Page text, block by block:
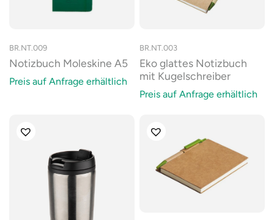
BR.NT.009
Notizbuch Moleskine A5
Preis auf Anfrage erhältlich
BR.NT.003
Eko glattes Notizbuch
mit Kugelschreiber
Preis auf Anfrage erhältlich